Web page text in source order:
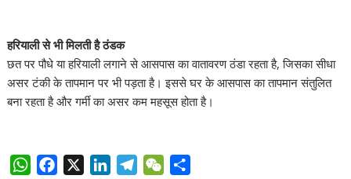
हरियाली से भी मिलती है ठंडक
छत पर पौधे या हरियाली लगाने से आसपास का वातावरण ठंडा रहता है, जिसका सीधा
असर टंकी के तापमान पर भी पड़ता है। इससे घर के आसपास का तापमान संतुलित
बना रहता है और गर्मी का असर कम महसूस होता है।
W
T
W